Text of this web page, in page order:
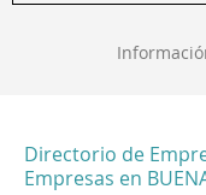
Directorio de
Empresas en